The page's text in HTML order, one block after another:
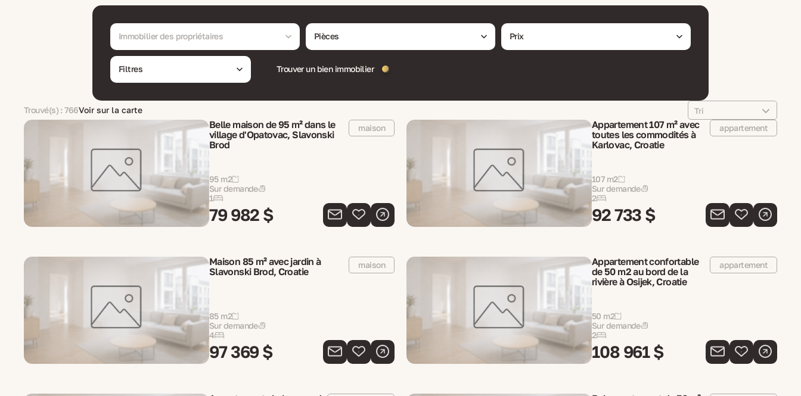
Immobilier des propriétaires Pièces Prix
Filtres Trouver un bien immobilier
Trouvé(s) : 766Voir sur la carte Tri
Belle maison de 95 m² dans le
village d'Opatovac, Slavonski
Brod
maison
95 m2
Sur demande
1
79 982 $
Appartement 107 m² avec
toutes les commodités à
Karlovac, Croatie
appartement
107 m2
Sur demande
2
92 733 $
Maison 85 m² avec jardin à
Slavonski Brod, Croatie
maison
85 m2
Sur demande
4
97 369 $
Appartement confortable
de 50 m2 au bord de la
rivière à Osijek, Croatie
appartement
50 m2
Sur demande
2
108 961 $